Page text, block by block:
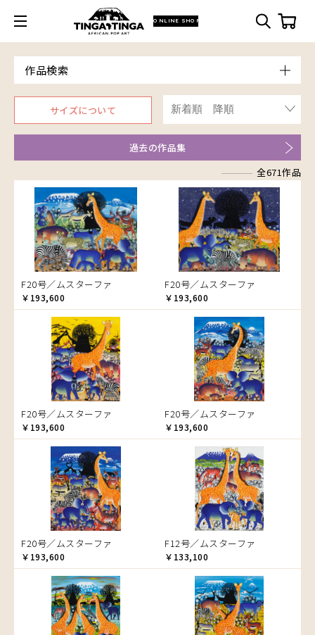
ONLINE SHOP
作品検索
Model
青空
朝焼け
家
イノシシ
イボイノシシ
イルカ
インパラ
うさぎ
お祭り
音楽
カエル
かくれんぼ
家族-親子
カシューナッツの木
カップル
カバ
カメ
カメレオン
木
キリン
キリマンジャロ
孔雀
サイ
魚の群れ
桜
サル
シマウマ
～￥10,000
￥30,001～40,000
￥40,001～60,000
￥60,001～80,000
￥80,001～100,000
￥100,001～
Artist
ア行
アウスィー
アキリ
アグネス
アジャバ
アダム
アダムス
アパイ
アバス
アブー
アブダラ
アマニ
アミナータ
アリー
アルバー
イッサ
イディー
エミリアス
エレナ
オマリー
カ行
カケパ
カッシム
ガヨ
カンビリ
ゴッドフレイ
コルンバ
サ行
サイディ
ザチ
サビティ
サランゲ
サンデイ
サンデイビッタ
シャハ
シャバーニ
ジャリブーニ
スフィアー二
ズベリ
スライディ（スライドゥ）
ゼナ
セフ
タ行
チャド
チャリンダ
チワヤ
ドゥケ
ドサ
ナ行
ナココ
ハ行
ハッサーニ
ベッカー
ブッシーリ
マ行
マウラーナ
マトゥカ
マジドゥ
マブサ
マリキータ
マルチナ
マワゾ
マングラ
ミムス
ムクラ
ムクンバ
ムスターファ
ムチサ
ムッサ
ムブカ
ムロペ
ムワツカ
ムワメディ
ヤ行
ヤッスィーニ（ヤッスィン）
ヤフィドゥ
ラシッド.ムズグノ
ラシディ
ルーカス
ルブニ
レイモンド
ロジャー
Size
F3号
F4号
F8号
F12号
F20号
規格外S
規格外M
規格外L
Frame
木枠張り／パネル
アートフレーム
サイズについて
過去の作品集
全671作品
F20号／ムスターファ
￥193,600
F20号／ムスターファ
￥193,600
F20号／ムスターファ
￥193,600
F20号／ムスターファ
￥193,600
F20号／ムスターファ
￥193,600
F12号／ムスターファ
￥133,100